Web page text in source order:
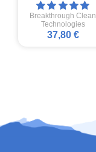
Breakthrough Clean
Technologies
37,80 €